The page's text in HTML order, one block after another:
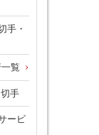
手・
覧
手
ービ